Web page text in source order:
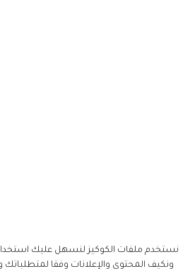
نستخدم ملفات الكوكيز لنسهل عليك استخدام
ونكيف المحتوى والإعلانات وفقا لمتطلباتك